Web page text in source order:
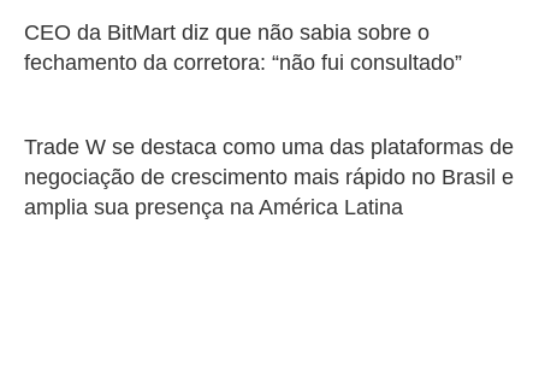
CEO da BitMart diz que não sabia sobre o
fechamento da corretora: “não fui consultado”
Trade W se destaca como uma das plataformas de
negociação de crescimento mais rápido no Brasil e
amplia sua presença na América Latina